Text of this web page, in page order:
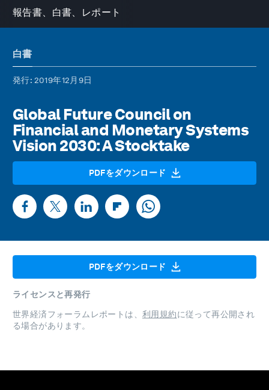
報告書、白書、レポート
白書
発行: 2019年12月9日
Global Future Council on
Financial and Monetary Systems
Vision 2030: A Stocktake
PDFをダウンロード
PDFをダウンロード
ライセンスと再発行
世界経済フォーラムレポートは、 利用規約に従って再公開され
る場合があります。